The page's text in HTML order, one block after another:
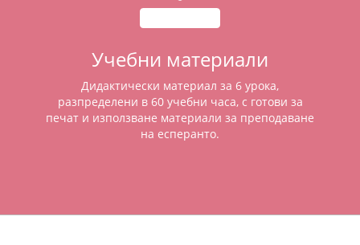
Учебни материали
Дидактически материал за 6 урока,
разпределени в 60 учебни часа, с готови за
печат и използване материали за преподаване
на есперанто.